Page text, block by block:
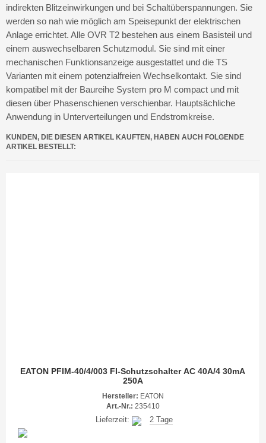
indirekten Blitzeinwirkungen und bei Schaltüberspannungen. Sie
werden so nah wie möglich am Speisepunkt der elektrischen
Anlage errichtet. Alle OVR T2 bestehen aus einem Basisteil und
einem auswechselbaren Schutzmodul. Sie sind mit einer
mechanischen Funktionsanzeige ausgestattet und die TS
Varianten mit einem potenzialfreien Wechselkontakt. Sie sind
kompatibel mit der Baureihe System pro M compact und mit
diesen über Phasenschienen verschienbar. Hauptsächliche
Anwendung in Unterverteilungen und Endstromkreise.
KUNDEN, DIE DIESEN ARTIKEL KAUFTEN, HABEN AUCH FOLGENDE
ARTIKEL BESTELLT:
EATON PFIM-40/4/003 FI-Schutzschalter AC 40A/4 30mA
250A
Hersteller: EATON
Art.-Nr.: 235410
Lieferzeit: 2 Tage